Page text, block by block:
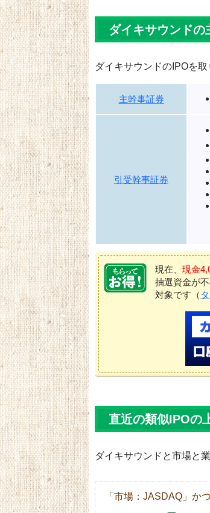
ダイキサウンドの
ダイキサウンドのIPOを
主幹事証券
引受幹事証券
現在、 現金
抽選資金が
対象です（
直近の類似IPOの
ダイキサウンドと市場と
「市場：JASDAQ」か